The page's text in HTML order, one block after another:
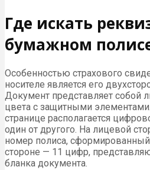
Где искать
бумажном
Особенностью страхового
носителе является его
Документ представляет собой
цвета с защитными
странице располагается
один от другого. На лицевой
номер полиса,
стороне — 11 цифр,
бланка документа.